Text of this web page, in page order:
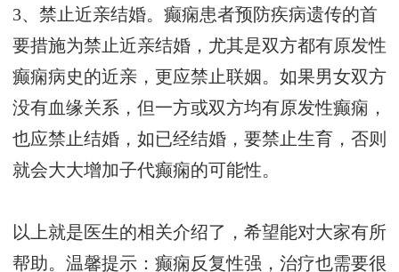
3、禁止近亲结婚。癫痫患者预防疾病遗传的首
要措施为禁止近亲结婚，尤其是双方都有原发性
癫痫病史的近亲，更应禁止联姻。如果男女双方
没有血缘关系，但一方或双方均有原发性癫痫，
也应禁止结婚，如已经结婚，要禁止生育，否则
就会大大增加子代癫痫的可能性。
以上就是医生的相关介绍了，希望能对大家有所
帮助。温馨提示：癫痫反复性强，治疗也需要很